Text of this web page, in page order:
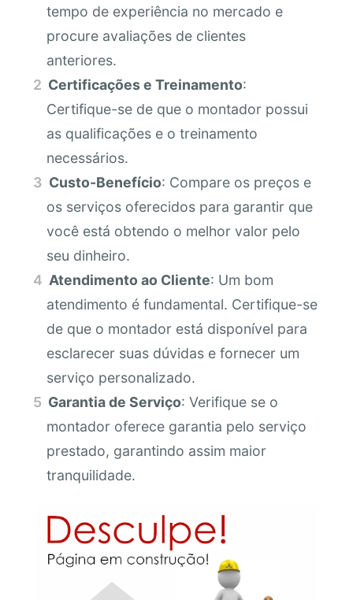
tempo de experiência no mercado e
procure avaliações de clientes
anteriores.
Certificações e Treinamento:
Certifique-se de que o montador possui
as qualificações e o treinamento
necessários.
Custo-Benefício: Compare os preços e
os serviços oferecidos para garantir que
você está obtendo o melhor valor pelo
seu dinheiro.
Atendimento ao Cliente: Um bom
atendimento é fundamental. Certifique-se
de que o montador está disponível para
esclarecer suas dúvidas e fornecer um
serviço personalizado.
Garantia de Serviço: Verifique se o
montador oferece garantia pelo serviço
prestado, garantindo assim maior
tranquilidade.